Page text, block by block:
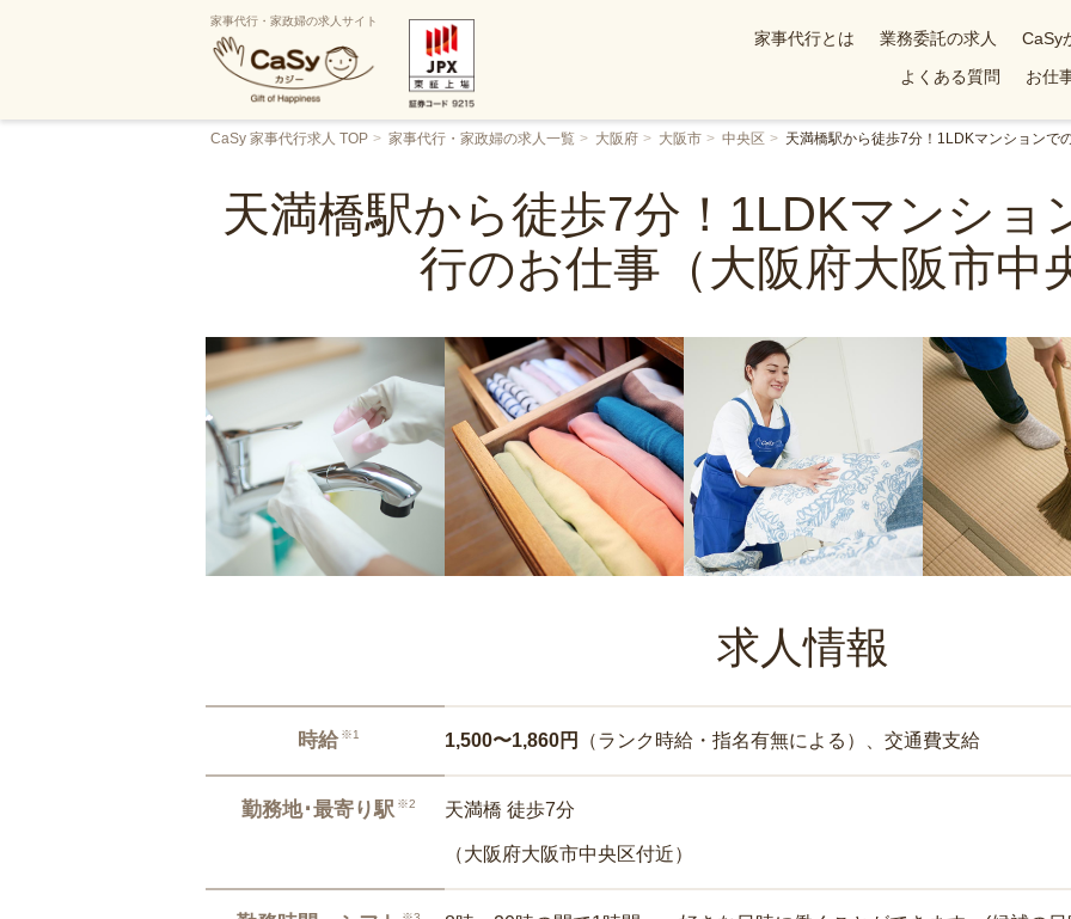
家事代行・家政婦の求人サイト
家事代行とは 業務委託の求人 CaSy
よくある質問
お仕
CaSy 家事代行求人 TOP 家事代行・家政婦の求人一覧 大阪府 大阪市 中央区 天満橋駅から徒歩7分！1LDKマンションで
天満橋駅から徒歩7分！1LDKマンショ
行のお仕事（大阪府大阪市中
求人情報
時給 ※1 1,500〜1,860円 （ランク時給・指名有無による）、交通費支給
勤務地･最寄り駅 ※2 天満橋 徒歩7分
（大阪府大阪市中央区付近）